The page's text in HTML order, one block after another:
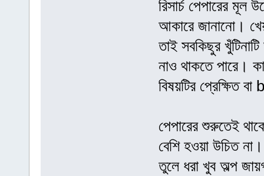
রিসার্চ পেপারের মূল
আকারে জানানো।
তাই সবকিছুর
নাও থাকতে পারে।
বিষয়টির প্রেক্ষিত
পেপারের শুরুতেই
বেশি হওয়া উচিত
তুলে ধরা খুব অল্প